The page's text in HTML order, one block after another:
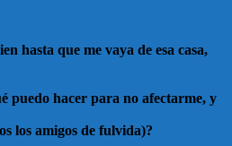
hasta que me vaya de esa casa,
puedo hacer para no afectarme, y
los amigos de fulvida)?